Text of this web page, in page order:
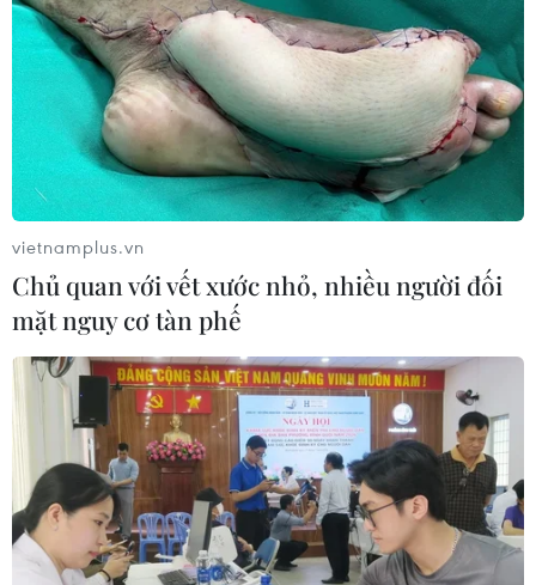
vietnamplus.vn
Chủ quan với vết xước nhỏ, nhiều người đối
mặt nguy cơ tàn phế